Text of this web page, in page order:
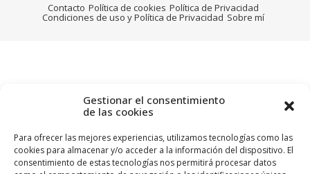
Gestionar el consentimiento
de las cookies
Para ofrecer las mejores experiencias, utilizamos tecnologías como las
cookies para almacenar y/o acceder a la información del dispositivo. El
consentimiento de estas tecnologías nos permitirá procesar datos
Contacto Política de cookies Política de Privacidad
Condiciones de uso y Política de Privacidad Sobre mí